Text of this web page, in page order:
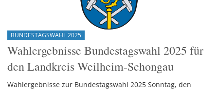
BUNDESTAGSWAHL 2025
Wahlergebnisse Bundestagswahl 2025 für
den Landkreis Weilheim-Schongau
Wahlergebnisse zur Bundestagswahl 2025 Sonntag, den